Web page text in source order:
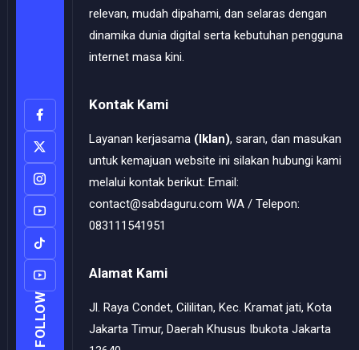
FOLLOW
relevan, mudah dipahami, dan selaras dengan
dinamika dunia digital serta kebutuhan pengguna
internet masa kini.
Kontak Kami
Layanan kerjasama (Iklan), saran, dan masukan
untuk kemajuan website ini silakan hubungi kami
melalui kontak berikut: Email:
contact@sabdaguru.com WA / Telepon:
083111541951
Alamat Kami
Jl. Raya Condet, Cililitan, Kec. Kramat jati, Kota
Jakarta Timur, Daerah Khusus Ibukota Jakarta